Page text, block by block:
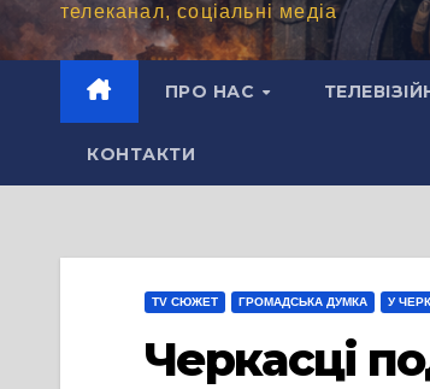
телеканал, соціальні медіа
ПРО НАС
КОНТАКТИ
TV СЮЖЕТ ГРОМАДСЬКА ДУМКА У
Черкасці